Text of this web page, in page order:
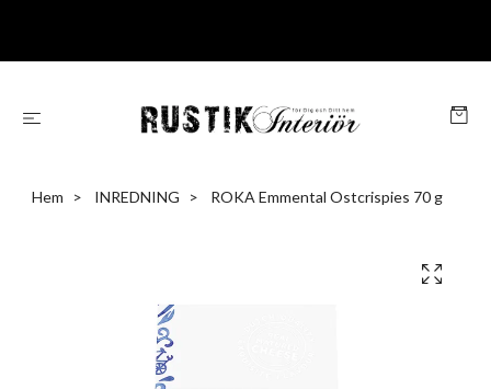
Hem INREDNING ROKA Emmental Ostcrispies 70 g